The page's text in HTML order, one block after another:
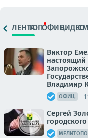
ЛЕНТАТОПОФИЦ.ВИДЕО
Виктор
настоящий
Владимир
ОФИЦ.
Сергей